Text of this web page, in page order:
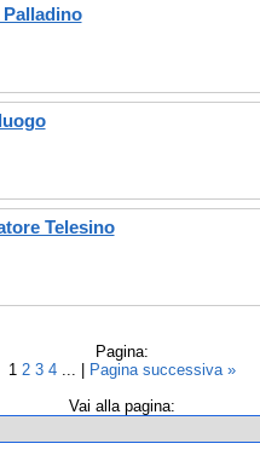
Telesino
Pagina:
1 2 3 4 ... |
Pagina successiva »
Vai alla pagina: